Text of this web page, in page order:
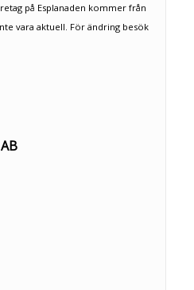
på Esplanaden kommer från
vara aktuell. För ändring besök